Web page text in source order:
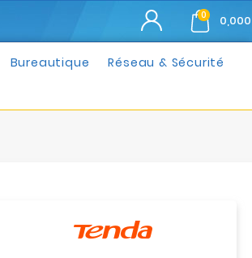
0
Bureautique Réseau & Sécurité